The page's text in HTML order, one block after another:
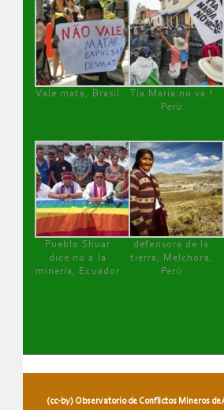
Vale mata, Brasil
Tía María no va !
Perú
Pueblo Shuar
dice no a la
minería, Ecuador
defensora de la
tierra, Melchora,
Perú
(cc-by) Observatorio de Conflictos Mineros de